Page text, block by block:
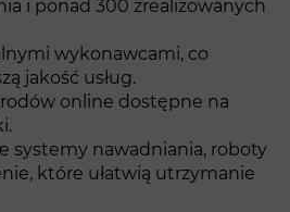
i ponad 300 zrealizowanych
wykonawcami, co
jakość usług.
online dostępne na
systemy nawadniania, roboty
które ułatwią utrzymanie